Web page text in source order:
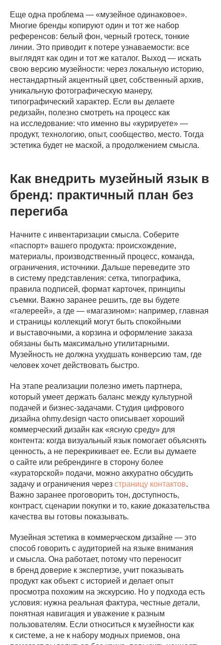
журнал
Еще одна проблема — «музейное одинаковое».
Многие бренды копируют один и тот же набор
референсов: белый фон, черный гротеск, тонкие
линии. Это приводит к потере узнаваемости: все
выглядят как один и тот же каталог. Выход — искать
свою версию музейности: через локальную историю,
нестандартный акцентный цвет, собственный архив,
уникальную фотографическую манеру,
типографический характер. Если вы делаете
редизайн, полезно смотреть на процесс как
на исследование: что именно вы «курируете» —
продукт, технологию, опыт, сообщество, место. Тогда
эстетика будет не маской, а продолжением смысла.
Как внедрить музейный язык в
бренд: практичный план без
перегиба
Начните с инвентаризации смысла. Соберите
«паспорт» вашего продукта: происхождение,
материалы, производственный процесс, команда,
ограничения, источники. Дальше переведите это
в систему представления: сетка, типографика,
правила подписей, формат карточек, принципы
съемки. Важно заранее решить, где вы будете
«галереей», а где — «магазином»: например, главная
и страницы коллекций могут быть спокойными
и выставочными, а корзина и оформление заказа
обязаны быть максимально утилитарными.
Музейность не должна ухудшать конверсию там, где
человек хочет действовать быстро.
На этапе реализации полезно иметь партнера,
который умеет держать баланс между культурной
подачей и бизнес-задачами. Студия цифрового
дизайна ohmy.design часто описывает хороший
коммерческий дизайн как «ясную среду» для
контента: когда визуальный язык помогает объяснять
ценность, а не перекрикивает ее. Если вы думаете
о сайте или ребрендинге в сторону более
«кураторской» подачи, можно аккуратно обсудить
задачу и ограничения через страницу контактов.
Важно заранее проговорить тон, доступность,
контраст, сценарии покупки и то, какие доказательства
качества вы готовы показывать.
Музейная эстетика в коммерческом дизайне — это
способ говорить с аудиторией на языке внимания
и смысла. Она работает, потому что переносит
в бренд доверие к экспертизе, учит показывать
продукт как объект с историей и делает опыт
просмотра похожим на экскурсию. Но у подхода есть
условия: нужна реальная фактура, честные детали,
понятная навигация и уважение к разным
пользователям. Если относиться к музейности как
к системе, а не к набору модных приемов, она
Санкт-Петербург
ohmy.design
студия цифрового дизайна
2018–2026
Политика конфиденциальности
и обработки ПД
Реквизиты